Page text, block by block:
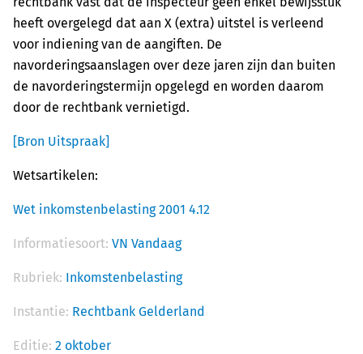
heeft overgelegd dat aan X (extra) uitstel is verleend
voor indiening van de aangiften. De
navorderingsaanslagen over deze jaren zijn dan buiten
de navorderingstermijn opgelegd en worden daarom
door de rechtbank vernietigd.
[Bron Uitspraak]
Wetsartikelen:
Wet inkomstenbelasting 2001 4.12
Informatiesoort: VN Vandaag
Rubriek: Inkomstenbelasting
Instantie: Rechtbank Gelderland
Editie: 2 oktober